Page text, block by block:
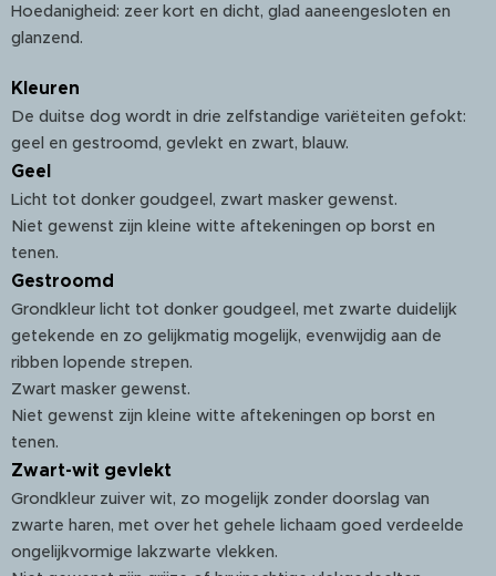
Hoedanigheid: zeer kort en dicht, glad aaneengesloten en
glanzend.
Kleuren
De duitse dog wordt in drie zelfstandige variëteiten gefokt:
geel en gestroomd, gevlekt en zwart, blauw.
Geel
Licht tot donker goudgeel, zwart masker gewenst.
Niet gewenst zijn kleine witte aftekeningen op borst en
tenen.
Gestroomd
Grondkleur licht tot donker goudgeel, met zwarte duidelijk
getekende en zo gelijkmatig mogelijk, evenwijdig aan de
ribben lopende strepen.
Zwart masker gewenst.
Niet gewenst zijn kleine witte aftekeningen op borst en
tenen.
Zwart-wit gevlekt
Grondkleur zuiver wit, zo mogelijk zonder doorslag van
zwarte haren, met over het gehele lichaam goed verdeelde
ongelijkvormige lakzwarte vlekken.